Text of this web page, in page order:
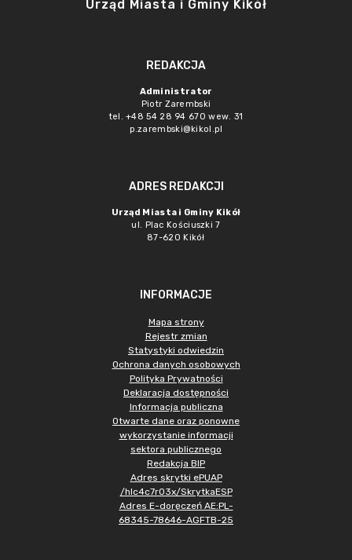
Urząd Miasta i Gminy Kikół
REDAKCJA
Administrator
Piotr Zarembski
tel. +48 54 28 94 670 wew. 31
p.zarembski@kikol.pl
ADRES REDAKCJI
Urząd Miasta i Gminy Kikół
ul. Plac Kościuszki 7
87-620 Kikół
INFORMACJE
Mapa strony
Rejestr zmian
Statystyki odwiedzin
Ochrona danych osobowych
Polityka Prywatności
Deklaracja dostępności
Informacja publiczna
Otwarte dane oraz ponowne
wykorzystanie informacji
sektora publicznego
Redakcja BIP
Adres skrytki ePUAP
/hlc4c7r03x/SkrytkaESP
Adres E-doręczeń AE:PL-
68345-78646-AGFTB-25